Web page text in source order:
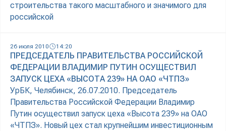
строительства такого масштабного и значимого для
российской
26 июля 2010 14:20
ПРЕДСЕДАТЕЛЬ ПРАВИТЕЛЬСТВА РОССИЙСКОЙ
ФЕДЕРАЦИИ ВЛАДИМИР ПУТИН ОСУЩЕСТВИЛ
ЗАПУСК ЦЕХА «ВЫСОТА 239» НА ОАО «ЧТПЗ»
УрБК, Челябинск, 26.07.2010. Председатель
Правительства Российской Федерации Владимир
Путин осуществил запуск цеха «Высота 239» на ОАО
«ЧТПЗ». Новый цех стал крупнейшим инвестиционным